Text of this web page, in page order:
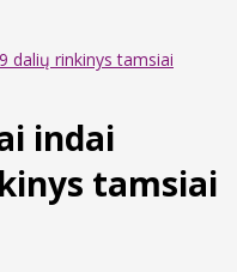
dalių rinkinys tamsiai
indai
tamsiai